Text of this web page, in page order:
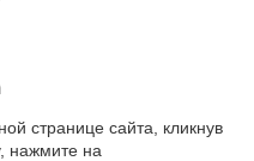
странице сайта, кликнув
нажмите на